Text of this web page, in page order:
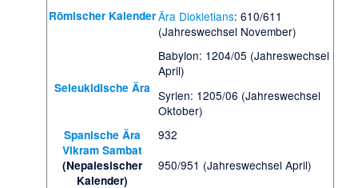
Römischer KalenderÄra Diokletians: 610/611
(Jahreswechsel November)
Seleukidische Ära
Babylon: 1204/05 (Jahreswechsel
April)
Syrien: 1205/06 (Jahreswechsel
Oktober)
Spanische Ära 932
Vikram Sambat
(Nepalesischer
Kalender)
950/951 (Jahreswechsel April)